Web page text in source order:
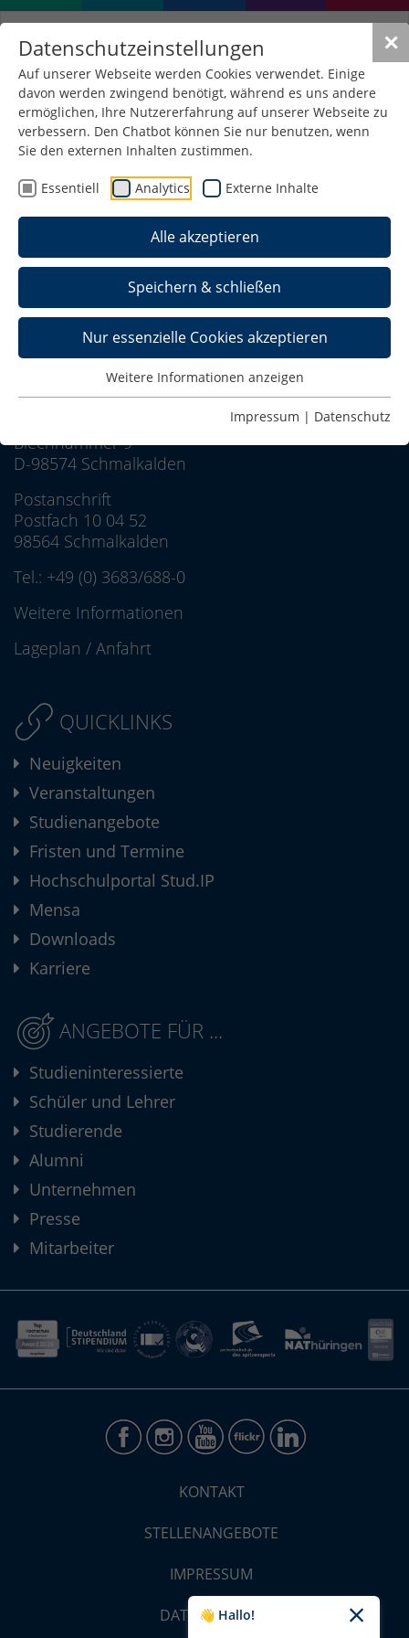
✕
Datenschutzeinstellungen
Auf unserer Webseite werden Cookies verwendet. Einige
davon werden zwingend benötigt, während es uns andere
ermöglichen, Ihre Nutzererfahrung auf unserer Webseite zu
verbessern. Den Chatbot können Sie nur benutzen, wenn
Sie den externen Inhalten zustimmen.
Essentiell Analytics Externe Inhalte
Alle akzeptieren
Speichern & schließen
Nur essenzielle Cookies akzeptieren
Weitere Informationen anzeigen
Impressum | Datenschutz
Übersicht über die
Vertretungen an der
Hochschule Schmalkalden
Schwerbehindertenvertretung
Studierendenrat (StuRa)
Fachschaftsräte
Blechhammer 9
D-98574 Schmalkalden
Postanschrift
Postfach 10 04 52
98564 Schmalkalden
Tel.: +49 (0) 3683/688-0
Weitere Informationen
Lageplan / Anfahrt
QUICKLINKS
Neuigkeiten
Veranstaltungen
Studienangebote
Fristen und Termine
Hochschulportal Stud.IP
Mensa
Downloads
Karriere
ANGEBOTE FÜR ...
Studieninteressierte
Schüler und Lehrer
Studierende
Alumni
Unternehmen
Presse
Mitarbeiter
KONTAKT
STELLENANGEBOTE
IMPRESSUM
DATENSCHUTZ
👋 Hallo!